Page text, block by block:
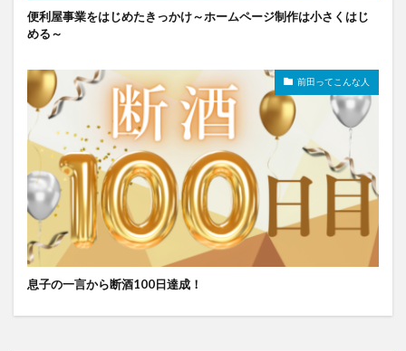
便利屋事業をはじめたきっかけ～ホームページ制作は小さくはじ
める～
前田ってこんな人
息子の一言から断酒100日達成！